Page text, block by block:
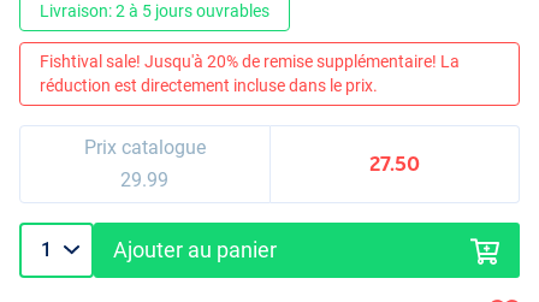
Livraison: 2 à 5 jours ouvrables
Fishtival sale! Jusqu'à 20% de remise supplémentaire! La
réduction est directement incluse dans le prix.
Prix catalogue
29.99
27.50
Ajouter au panier